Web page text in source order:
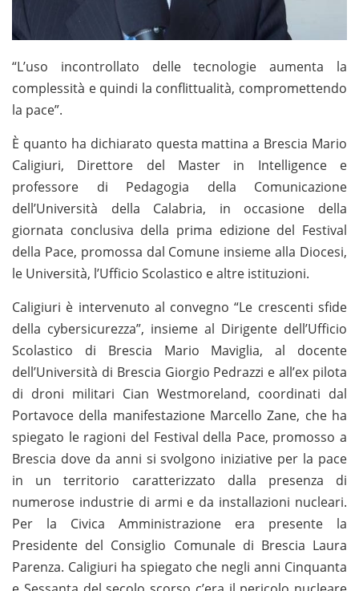
“L’uso incontrollato delle tecnologie aumenta la
complessità e quindi la conflittualità, compromettendo
la pace”.
È quanto ha dichiarato questa mattina a Brescia Mario
Caligiuri, Direttore del Master in Intelligence e
professore di Pedagogia della Comunicazione
dell’Università della Calabria, in occasione della
giornata conclusiva della prima edizione del Festival
della Pace, promossa dal Comune insieme alla Diocesi,
le Università, l’Ufficio Scolastico e altre istituzioni.
Caligiuri è intervenuto al convegno “Le crescenti sfide
della cybersicurezza”, insieme al Dirigente dell’Ufficio
Scolastico di Brescia Mario Maviglia, al docente
dell’Università di Brescia Giorgio Pedrazzi e all’ex pilota
di droni militari Cian Westmoreland, coordinati dal
Portavoce della manifestazione Marcello Zane, che ha
spiegato le ragioni del Festival della Pace, promosso a
Brescia dove da anni si svolgono iniziative per la pace
in un territorio caratterizzato dalla presenza di
numerose industrie di armi e da installazioni nucleari.
Per la Civica Amministrazione era presente la
Presidente del Consiglio Comunale di Brescia Laura
Parenza. Caligiuri ha spiegato che negli anni Cinquanta